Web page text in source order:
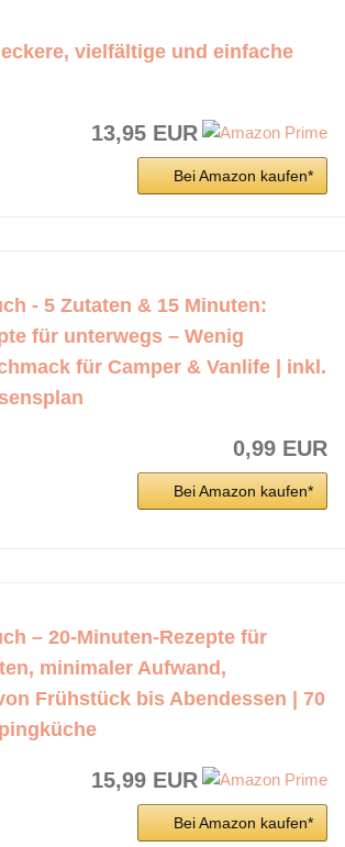
vielfältige und einfache
13,95 EUR
Bei Amazon kaufen*
- 5 Zutaten & 15 Minuten:
für unterwegs – Wenig
für Camper & Vanlife | inkl.
0,99 EUR
Bei Amazon kaufen*
– 20-Minuten-Rezepte für
minimaler Aufwand,
Frühstück bis Abendessen | 70
15,99 EUR
Bei Amazon kaufen*